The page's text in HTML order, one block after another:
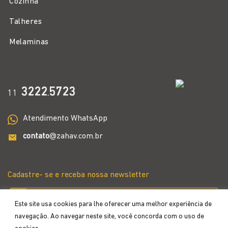
Este site usa cookies para lhe oferecer uma melhor experiência de
navegação. Ao navegar neste site, você concorda com o uso de
Cozinha
Talheres
Melaminas
11 3222.5723
Atendimento WhatsApp
contato@zahav.com.br
Cadastre- se e receba nossa newsletter